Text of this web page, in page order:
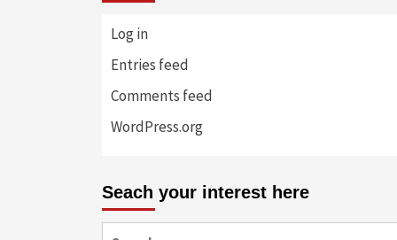
Log in
Entries feed
Comments feed
WordPress.org
Seach your interest here